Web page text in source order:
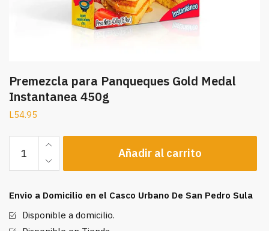
Premezcla para Panqueques Gold Medal
Instantanea 450g
L54.95
Premezcla
para
Panqueques
Medal
Instantanea
Añadir al carrito
Envio a Domicilio en el Casco Urbano De San Pedro Sula
Disponible a domicilio.